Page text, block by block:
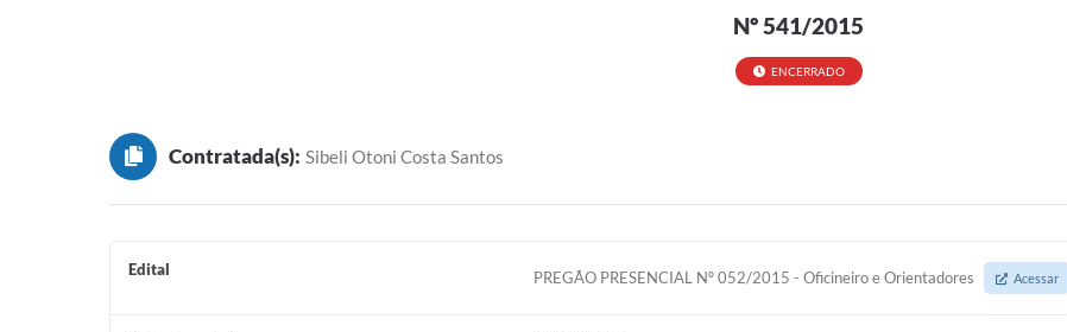
Nº 541/2015
ENCERRADO
Contratada(s): Sibeli Otoni Costa Santos
Edital PREGÃO PRESENCIAL Nº 052/2015 - Oficineiro e Orientadores Acessar